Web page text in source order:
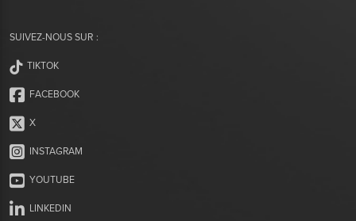
SUIVEZ-NOUS SUR :
TIKTOK
FACEBOOK
X
INSTAGRAM
YOUTUBE
LINKEDIN